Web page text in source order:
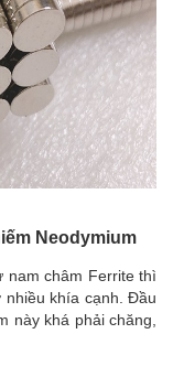
Neodymium
nam châm Ferrite thì
khía cạnh. Đầu
này khá phải chăng,